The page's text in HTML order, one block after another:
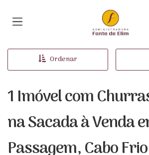
Página inicial
Ordenar
1 Imóvel com
na Sacada à Venda
Passagem, Cabo